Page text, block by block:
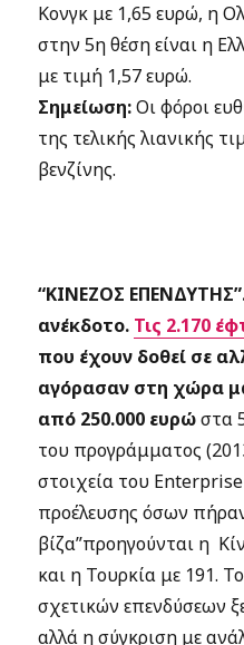
Κονγκ με 1,65 ευρώ, η
στην 5η θέση είναι η
με τιμή 1,57 ευρώ.
Σημείωση:Οι φόροι
της τελικής λιανικής
βενζίνης.
“ΚΙΝΕΖΟΣ
ανέκδοτο. Τις 2.170
που έχουν δοθεί σε
αγόρασαν στη χώρα
από 250.000 ευρώστα
του προγράμματος
στοιχεία του
προέλευσης όσων
βίζα”προηγούνται η
και η Τουρκία με 191.
σχετικών επενδύσεων
αλλά η σύγκριση με